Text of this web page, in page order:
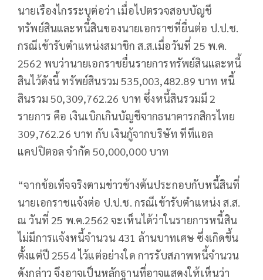
นายเรืองไกรระบุต่อว่า เมื่อไปตรวจสอบบัญชี
ทรัพย์สินและหนี้สินของนายเอกราชที่ยื่นต่อ ป.ป.ช.
กรณีเข้ารับตำแหน่งสมาชิก ส.ส.เมื่อวันที่ 25 พ.ค.
2562 พบว่านายเอกราชยื่นรายการทรัพย์สินและหนี้
สินไว้ดังนี้ ทรัพย์สินรวม 535,003,482.89 บาท หนี้
สินรวม 50,309,762.26 บาท ซึ่งหนี้สินรวมมี 2
รายการ คือ เงินเบิกเกินบัญชีจากธนาคารกสิกรไทย
309,762.26 บาท กับ เงินกู้จากบริษัท ทีทีแอล
แคปปิตอล จำกัด 50,000,000 บาท
“จากข้อเท็จจริงตามข่าวข้างต้นประกอบกับหนี้สินที่
นายเอกราชแจ้งต่อ ป.ป.ช. กรณีเข้ารับตำแหน่ง ส.ส.
ณ วันที่ 25 พ.ค.2562 จะเห็นได้ว่าในรายการหนี้สิน
ไม่มีการแจ้งหนี้จำนวน 431 ล้านบาทเศษ ซึ่งเกิดขึ้น
ตั้งแต่ปี 2554 ไว้แต่อย่างใด การรับสภาพหนี้จำนวน
ดังกล่าว จึงอาจเป็นหลักฐานที่อาจแสดงให้เห็นว่า